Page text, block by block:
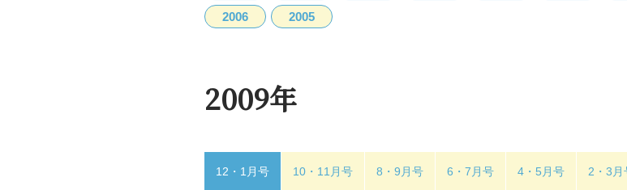
2006 2005
2009年
12・1月号 10・11月号 8・9月号 6・7月号 4・5月号 2・3月